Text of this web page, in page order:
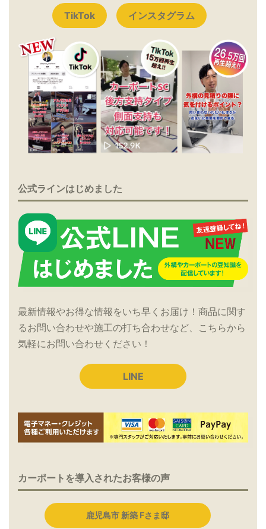
TikTok インスタグラム
公式ラインはじめました
最新情報やお得な情報をいち早くお届け！商品に関す
るお問い合わせや施工の打ち合わせなど、こちらから
気軽にお問い合わせください！
LINE
カーポートを導入されたお客様の声
鹿児島市 新築 Fさま邸